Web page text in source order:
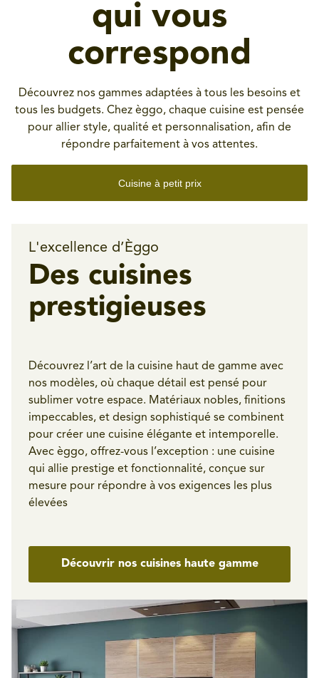
qui vous
correspond
Découvrez nos gammes adaptées à tous les besoins et
tous les budgets. Chez èggo, chaque cuisine est pensée
pour allier style, qualité et personnalisation, afin de
répondre parfaitement à vos attentes.
Cuisine à petit prix
L'excellence d’Èggo
Des cuisines
prestigieuses
Découvrez l’art de la cuisine haut de gamme avec
nos modèles, où chaque détail est pensé pour
sublimer votre espace. Matériaux nobles, finitions
impeccables, et design sophistiqué se combinent
pour créer une cuisine élégante et intemporelle.
Avec èggo, offrez-vous l’exception : une cuisine
qui allie prestige et fonctionnalité, conçue sur
mesure pour répondre à vos exigences les plus
élevées
Découvrir nos cuisines haute gamme